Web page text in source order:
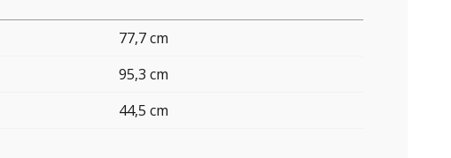
77,7 cm
95,3 cm
44,5 cm